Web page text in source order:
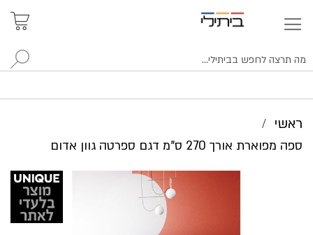
ראשי
ספה מפוארת אורך 270 ס"מ דגם ספרטה גוון אדום